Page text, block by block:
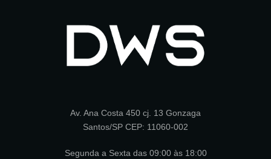
Av. Ana Costa 450 cj. 13 Gonzaga
Santos/SP CEP: 11060-002
Segunda a Sexta das 09:00 às 18:00